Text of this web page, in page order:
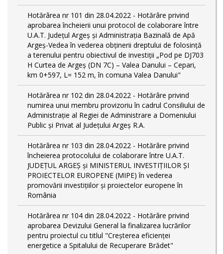
Hotărârea nr 101 din 28.04.2022 - Hotărâre privind
aprobarea încheierii unui protocol de colaborare între
U.A.T. Județul Argeș și Administrația Bazinală de Apă
Argeș-Vedea în vederea obținerii dreptului de folosință
a terenului pentru obiectivul de investiții „Pod pe DJ703
H Curtea de Argeş (DN 7C) – Valea Danului – Cepari,
km 0+597, L= 152 m, în comuna Valea Danului"
Hotărârea nr 102 din 28.04.2022 - Hotărâre privind
numirea unui membru provizoriu în cadrul Consiliului de
Administrație al Regiei de Administrare a Domeniului
Public și Privat al Județului Argeș R.A.
Hotărârea nr 103 din 28.04.2022 - Hotărâre privind
încheierea protocolului de colaborare între U.A.T.
JUDEȚUL ARGEȘ și MINISTERUL INVESTIȚIILOR ȘI
PROIECTELOR EUROPENE (MIPE) în vederea
promovării investițiilor și proiectelor europene în
România
Hotărârea nr 104 din 28.04.2022 - Hotărâre privind
aprobarea Devizului General la finalizarea lucrărilor
pentru proiectul cu titlul "Creșterea eficienței
energetice a Spitalului de Recuperare Brădet"